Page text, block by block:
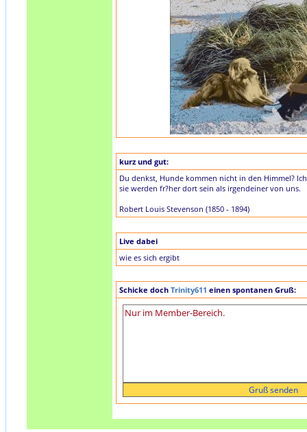
kurz und gut:
Du denkst, Hunde kommen nicht in den Himmel?
sie werden fr?her dort sein als irgendeiner von uns.
Robert Louis Stevenson (1850 - 1894)
Live dabei
wie es sich ergibt
Schicke doch Trinity611 einen spontanen Gruß: